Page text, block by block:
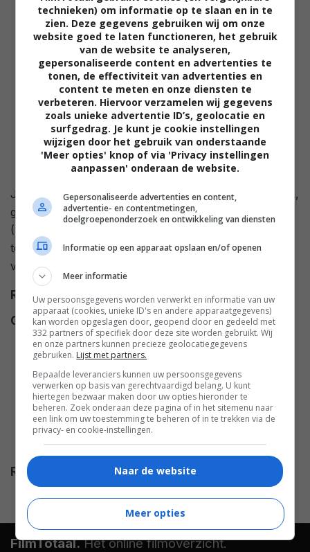
Jack Nicholson speelt vakbondsleider James R. Hoffa,
gezien door de ogen van zijn vriend Bobby Ciaro
(Danny DeVito). De film volgt Hoffa tijdens zijn strijd
tegen de RTA en president Roosevelt tot zijn
verdwijning in 1975.
Regie Danny DeVito.
Cast
J.T. Walsh,Frank Whaley,Jack
Nicholson,Danny DeVito,Paul
Guilfoyle
C. Reilly,Nicholas Pryor,Natalia
Nogulich,Cliff Gorman,Kevin
Anderson,John P. Ryan,
Armand Assante
Joanne Neer.
Release
25.12.1992
FilmTotaal.Hét online filmoverzicht.
technieken) om informatie op te slaan en in te
zien. Deze gegevens gebruiken wij om onze
website goed te laten functioneren, het gebruik
van de website te analyseren,
gepersonaliseerde content en advertenties te
tonen, de effectiviteit van advertenties en
content te meten en onze diensten te
verbeteren. Hiervoor verzamelen wij gegevens
zoals unieke advertentie ID’s, geolocatie en
surfgedrag. Je kunt je cookie instellingen
wijzigen door het gebruik van onderstaande
'Meer opties' knop of via 'Privacy instellingen
aanpassen' onderaan de website.
Gepersonaliseerde advertenties en content,
advertentie- en contentmetingen,
doelgroepenonderzoek en ontwikkeling van diensten
Informatie op een apparaat opslaan en/of openen
Meer informatie
Uw persoonsgegevens worden verwerkt en informatie van uw
apparaat (cookies, unieke ID's en andere apparaatgegevens)
kan worden opgeslagen door, geopend door en gedeeld met
332 partners of specifiek door deze site worden gebruikt. Wij
en onze partners kunnen precieze geolocatiegegevens
gebruiken. Lijst met partners.
Bepaalde leveranciers kunnen uw persoonsgegevens
verwerken op basis van gerechtvaardigd belang. U kunt
hiertegen bezwaar maken door uw opties hieronder te
beheren. Zoek onderaan deze pagina of in het sitemenu naar
een link om uw toestemming te beheren of in te trekken via de
privacy- en cookie-instellingen.
Naar de website
Meer opties